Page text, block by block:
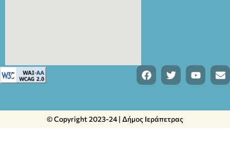
© Copyright 2023-24 | Δήμος Ιεράπετρας